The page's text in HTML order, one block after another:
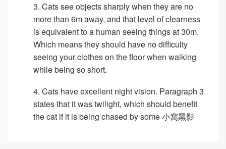
3. Cats see objects sharply when they are no
more than 6m away, and that level of clearness
is equivalent to a human seeing things at 30m.
Which means they should have no difficulty
seeing your clothes on the floor when walking
while being so short.
4. Cats have excellent night vision. Paragraph 3
states that it was twilight, which should benefit
the cat if it is being chased by some 小窩黑影